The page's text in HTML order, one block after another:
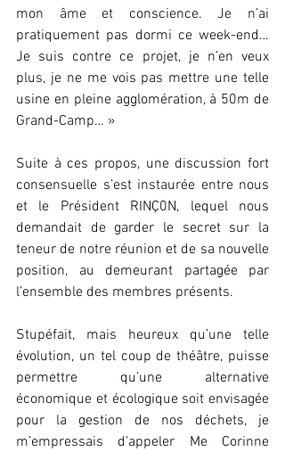
mon âme et conscience. Je n’ai
pratiquement pas dormi ce week-end…
Je suis contre ce projet, je n’en veux
plus, je ne me vois pas mettre une telle
usine en pleine agglomération, à 50m de
Grand-Camp… »
Suite à ces propos, une discussion fort
consensuelle s’est instaurée entre nous
et le Président RINÇ0N, lequel nous
demandait de garder le secret sur la
teneur de notre réunion et de sa nouvelle
position, au demeurant partagée par
l’ensemble des membres présents.
Stupéfait, mais heureux qu’une telle
évolution, un tel coup de théâtre, puisse
permettre qu’une alternative
économique et écologique soit envisagée
pour la gestion de nos déchets, je
m’empressais d’appeler Me Corinne